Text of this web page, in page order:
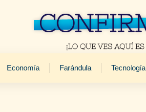
Economía Farándula Tecnología